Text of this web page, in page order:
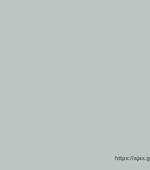
https://